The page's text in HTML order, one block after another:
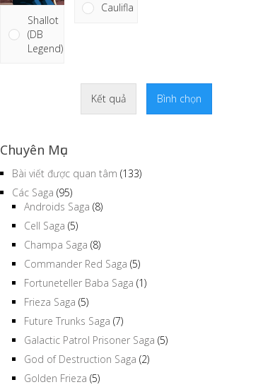
Shallot
(DB
Legend)
Caulifla
Kết quả Bình chọn
Chuyên Mục
Bài viết được quan tâm (133)
Các Saga (95)
Androids Saga (8)
Cell Saga (5)
Champa Saga (8)
Commander Red Saga (5)
Fortuneteller Baba Saga (1)
Frieza Saga (5)
Future Trunks Saga (7)
Galactic Patrol Prisoner Saga (5)
God of Destruction Saga (2)
Golden Frieza (5)